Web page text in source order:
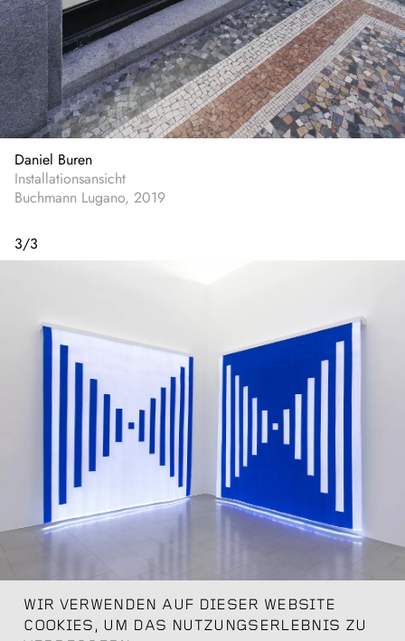
Daniel Buren
Installationsansicht
Buchmann Lugano, 2019
3/3
Daniel Buren
Fibres optiques - Bleu foncé. Diptyque K1+K2, 2013
WIR VERWENDEN AUF DIESER WEBSITE
COOKIES, UM DAS NUTZUNGSERLEBNIS ZU